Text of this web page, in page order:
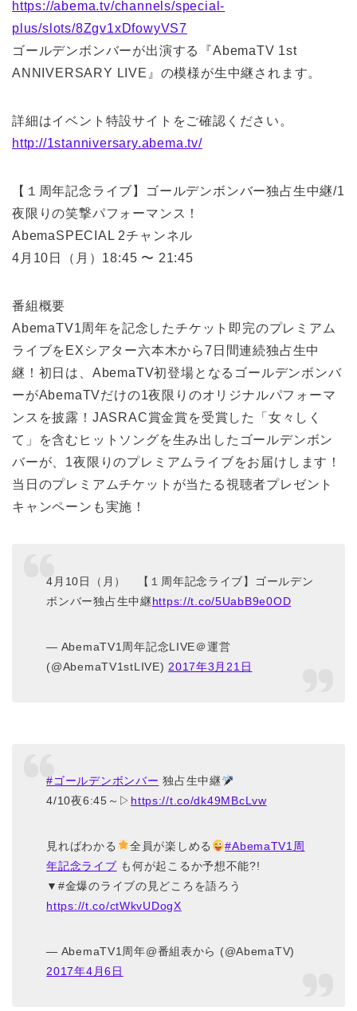
https://abema.tv/channels/special-
plus/slots/8Zgv1xDfowyVS7
ゴールデンボンバーが出演する『AbemaTV 1st
ANNIVERSARY LIVE』の模様が生中継されます。
詳細はイベント特設サイトをご確認ください。
http://1stanniversary.abema.tv/
【１周年記念ライブ】ゴールデンボンバー独占生中継/1
夜限りの笑撃パフォーマンス！
AbemaSPECIAL 2チャンネル
4月10日（月）18:45 〜 21:45
番組概要
AbemaTV1周年を記念したチケット即完のプレミアム
ライブをEXシアター六本木から7日間連続独占生中
継！初日は、AbemaTV初登場となるゴールデンボンバ
ーがAbemaTVだけの1夜限りのオリジナルパフォーマ
ンスを披露！JASRAC賞金賞を受賞した「女々しく
て」を含むヒットソングを生み出したゴールデンボン
バーが、1夜限りのプレミアムライブをお届けします！
当日のプレミアムチケットが当たる視聴者プレゼント
キャンペーンも実施！
4月10日（月） 【１周年記念ライブ】ゴールデン
ボンバー独占生中継https://t.co/5UabB9e0OD
— AbemaTV1周年記念LIVE＠運営
(@AbemaTV1stLIVE) 2017年3月21日
#ゴールデンボンバー 独占生中継
4/10夜6:45～▷ https://t.co/dk49MBcLvw
見ればわかる 全員が楽しめる
#AbemaTV1周
年記念ライブ も何が起こるか予想不能?!
▼#金爆のライブの見どころを語ろう
https://t.co/ctWkvUDogX
— AbemaTV1周年@番組表から (@AbemaTV)
2017年4月6日